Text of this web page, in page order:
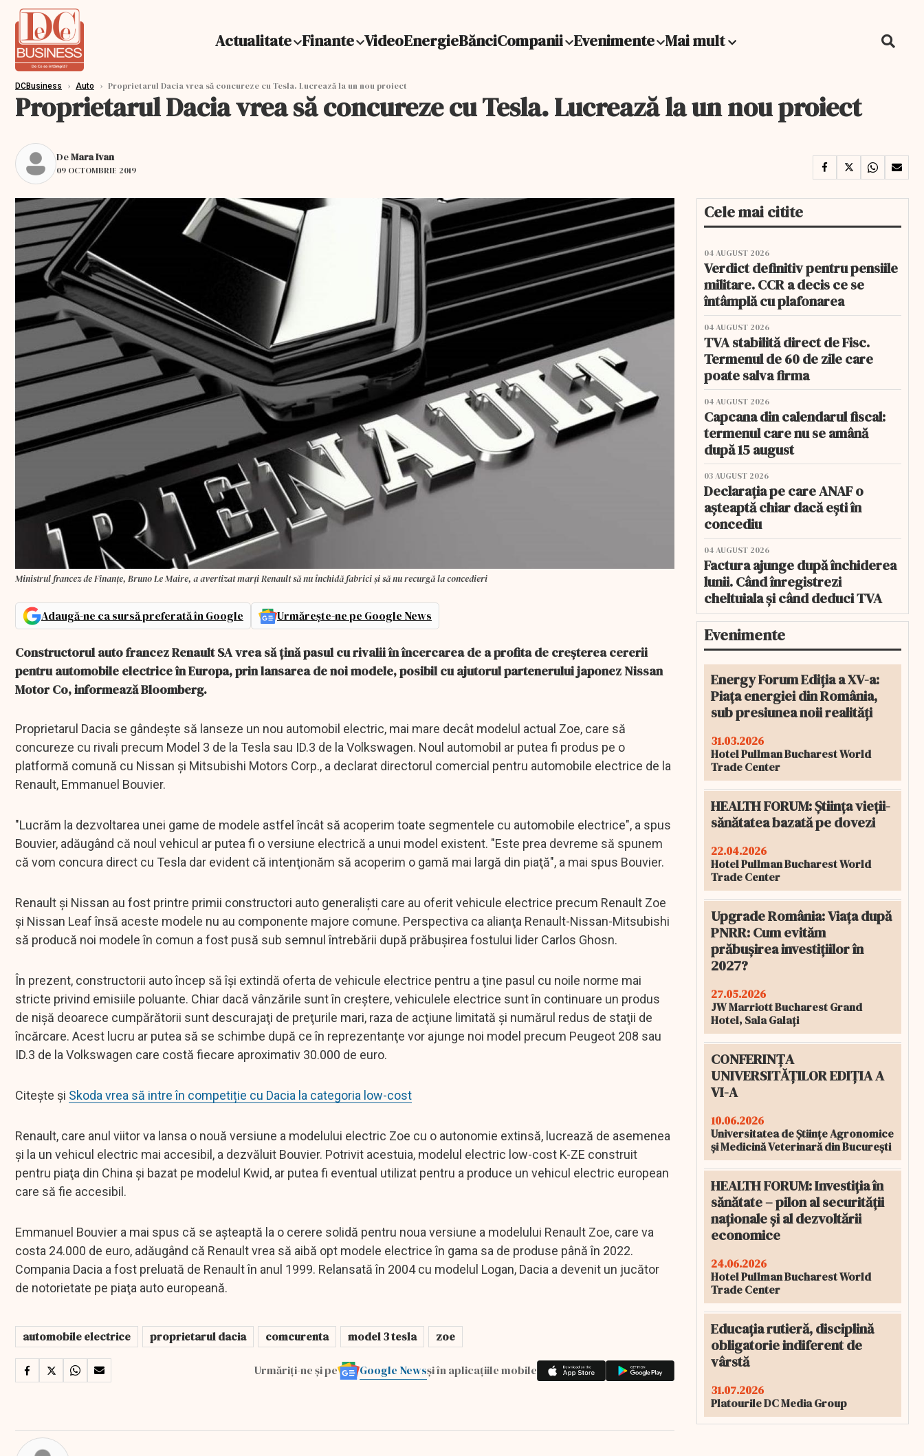
Actualitate Finante VideoEnergieBănciCompanii Evenimente Mai mult
DCBusiness › Auto › Proprietarul Dacia vrea să concureze cu Tesla. Lucrează la un nou proiect
Proprietarul Dacia vrea să concureze cu Tesla. Lucrează la un nou proiect
DeMara Ivan
09 OCTOMBRIE 2019
Ministrul francez de Finanţe, Bruno Le Maire, a avertizat marţi Renault să nu închidă fabrici şi să nu recurgă la concedieri
Adaugă-ne ca sursă preferată în Google Urmărește-ne pe Google News
Constructorul auto francez Renault SA vrea să ţină pasul cu rivalii în încercarea de a profita de creşterea cererii
pentru automobile electrice în Europa, prin lansarea de noi modele, posibil cu ajutorul partenerului japonez Nissan
Motor Co, informează Bloomberg.
Proprietarul Dacia se gândeşte să lanseze un nou automobil electric, mai mare decât modelul actual Zoe, care să
concureze cu rivali precum Model 3 de la Tesla sau ID.3 de la Volkswagen. Noul automobil ar putea fi produs pe o
platformă comună cu Nissan şi Mitsubishi Motors Corp., a declarat directorul comercial pentru automobile electrice de la
Renault, Emmanuel Bouvier.
"Lucrăm la dezvoltarea unei game de modele astfel încât să acoperim toate segmentele cu automobile electrice", a spus
Bouvier, adăugând că noul vehicul ar putea fi o versiune electrică a unui model existent. "Este prea devreme să spunem
că vom concura direct cu Tesla dar evident că intenţionăm să acoperim o gamă mai largă din piaţă", a mai spus Bouvier.
Renault şi Nissan au fost printre primii constructori auto generalişti care au oferit vehicule electrice precum Renault Zoe
şi Nissan Leaf însă aceste modele nu au componente majore comune. Perspectiva ca alianţa Renault-Nissan-Mitsubishi
să producă noi modele în comun a fost pusă sub semnul întrebării după prăbuşirea fostului lider Carlos Ghosn.
În prezent, constructorii auto încep să îşi extindă oferta de vehicule electrice pentru a ţine pasul cu noile norme mai
stricte privind emisiile poluante. Chiar dacă vânzările sunt în creştere, vehiculele electrice sunt în continuare un produs
de nişă deoarece cumpărătorii sunt descurajaţi de preţurile mari, raza de acţiune limitată şi numărul redus de staţii de
încărcare. Acest lucru ar putea să se schimbe după ce în reprezentanţe vor ajunge noi model precum Peugeot 208 sau
ID.3 de la Volkswagen care costă fiecare aproximativ 30.000 de euro.
Citește și Skoda vrea să intre în competiție cu Dacia la categoria low-cost
Renault, care anul viitor va lansa o nouă versiune a modelului electric Zoe cu o autonomie extinsă, lucrează de asemenea
şi la un vehicul electric mai accesibil, a dezvăluit Bouvier. Potrivit acestuia, modelul electric low-cost K-ZE construit
pentru piaţa din China şi bazat pe modelul Kwid, ar putea fi eventual utilizat pentru a produce un vehicul electric european
care să fie accesibil.
Emmanuel Bouvier a mai spus că se aşteaptă la o cerere solidă pentru noua versiune a modelului Renault Zoe, care va
costa 24.000 de euro, adăugând că Renault vrea să aibă opt modele electrice în gama sa de produse până în 2022.
Compania Dacia a fost preluată de Renault în anul 1999. Relansată în 2004 cu modelul Logan, Dacia a devenit un jucător
de notorietate pe piaţa auto europeană.
automobile electrice proprietarul dacia comcurenta model 3 tesla zoe
Urmăriți-ne și pe Google Newsși în aplicațiile mobile
Cele mai citite
04 AUGUST 2026
Verdict definitiv pentru pensiile
militare. CCR a decis ce se
întâmplă cu plafonarea
04 AUGUST 2026
TVA stabilită direct de Fisc.
Termenul de 60 de zile care
poate salva firma
04 AUGUST 2026
Capcana din calendarul fiscal:
termenul care nu se amână
după 15 august
03 AUGUST 2026
Declarația pe care ANAF o
așteaptă chiar dacă ești în
concediu
04 AUGUST 2026
Factura ajunge după închiderea
lunii. Când înregistrezi
cheltuiala și când deduci TVA
Evenimente
Energy Forum Ediția a XV-a:
Piața energiei din România,
sub presiunea noii realități
31.03.2026
Hotel Pullman Bucharest World
Trade Center
HEALTH FORUM: Știința vieții-
sănătatea bazată pe dovezi
22.04.2026
Hotel Pullman Bucharest World
Trade Center
Upgrade România: Viața după
PNRR: Cum evităm
prăbușirea investițiilor în
2027?
27.05.2026
JW Marriott Bucharest Grand
Hotel, Sala Galați
CONFERINȚA
UNIVERSITĂȚILOR EDIȚIA A
VI-A
10.06.2026
Universitatea de Științe Agronomice
și Medicină Veterinară din București
HEALTH FORUM: Investiția în
sănătate – pilon al securității
naționale și al dezvoltării
economice
24.06.2026
Hotel Pullman Bucharest World
Trade Center
Educația rutieră, disciplină
obligatorie indiferent de
vârstă
31.07.2026
Platourile DC Media Group